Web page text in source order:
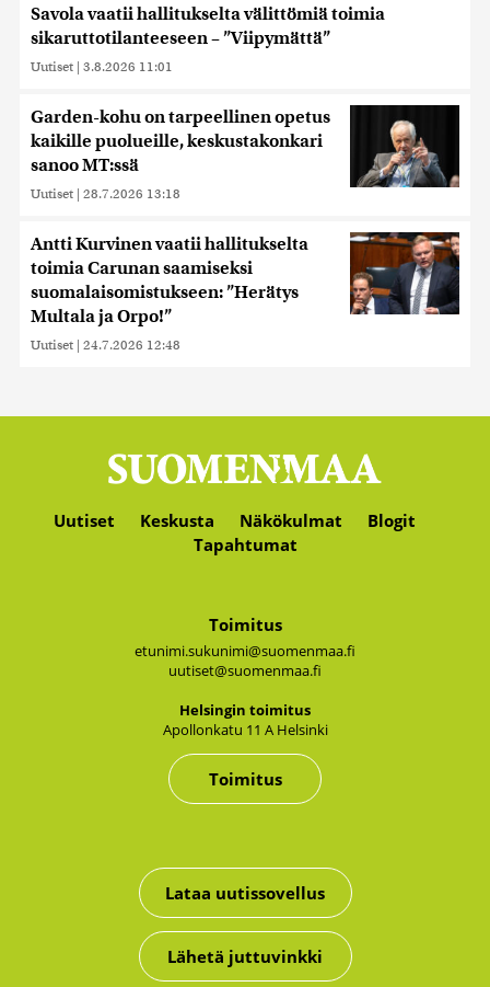
Savola vaatii hallitukselta välittömiä toimia
sikaruttotilanteeseen – ”Viipymättä”
Uutiset | 3.8.2026 11:01
Garden-kohu on tarpeellinen opetus
kaikille puolueille, keskustakonkari
sanoo MT:ssä
Uutiset | 28.7.2026 13:18
Antti Kurvinen vaatii hallitukselta
toimia Carunan saamiseksi
suomalaisomistukseen: ”Herätys
Multala ja Orpo!”
Uutiset | 24.7.2026 12:48
Uutiset Keskusta Näkökulmat
Blogit
Tapahtumat
Toimitus
etunimi.sukunimi@suomenmaa.fi
uutiset@suomenmaa.fi
Hel­sin­gin toi­mi­tus
Apol­lon­ka­tu 11 A Hel­sin­ki
Toimitus
Lataa uutissovellus
Lähetä juttuvinkki